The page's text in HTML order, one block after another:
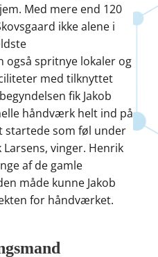
Med mere end 120
ikke alene i
også spritnye lokaler og
med tilknyttet
fik Jakob
håndværk helt ind på
startede som føl under
vinger. Henrik
af de gamle
måde kunne Jakob
for håndværket.